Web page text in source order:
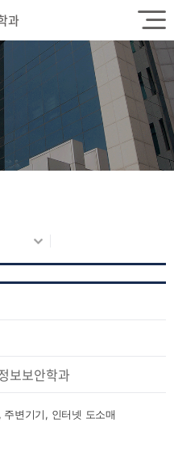
과
보보안학과
변기기, 인터넷 도소매